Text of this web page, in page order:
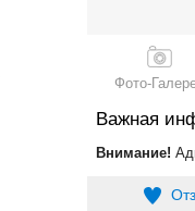
Фото-
Важная
Внимание!